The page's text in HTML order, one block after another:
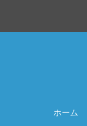
ホーム